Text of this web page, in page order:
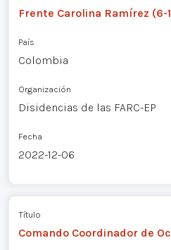
Frente Carolina Ramírez (6-
País
Colombia
Organización
Disidencias de las FARC-EP
Fecha
2022-12-06
Título
Comando Coordinador de